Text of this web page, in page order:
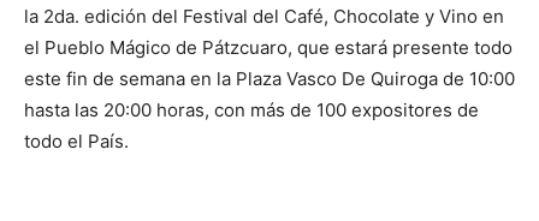
la 2da. edición del Festival del Café, Chocolate y Vino en
el Pueblo Mágico de Pátzcuaro, que estará presente todo
este fin de semana en la Plaza Vasco De Quiroga de 10:00
hasta las 20:00 horas, con más de 100 expositores de
todo el País.